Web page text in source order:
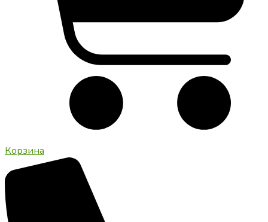
Корзина